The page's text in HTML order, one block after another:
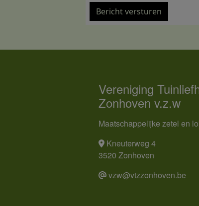
Bericht versturen
Vereniging
Zonhoven v.z.w
Maatschappelijke zetel en
Kneuterweg 4
3520 Zonhoven
vzw@vtzzonhoven.be